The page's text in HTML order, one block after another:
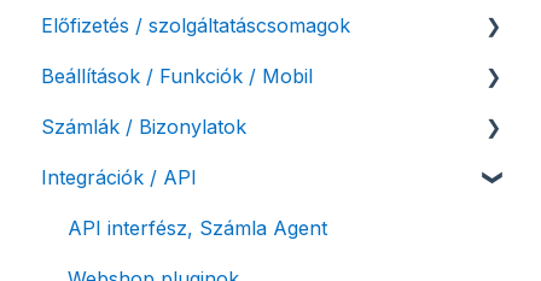
Számlázási fiók kezdő beállításai, első lépések
NAV online adatszolgáltatás
Adóhatósági ellenőrzés adatszolgáltatás
NAV pénztárgép feladás (PTGSZLAH)
Számlaverzum
Előfizetés / szolgáltatáscsomagok
Szolgáltatáscsomag kiválasztása
Szolgáltatáscsomag módosítása
Fiók / felhasználó törlése
Díjfizetés / díjtartozás / korlátozás
Beállítások / Funkciók / Mobil
Számlakészítés
Mobilapplikáció / MostSzámlázz
Bejövő számlák és vevői fiók
Számlák / Bizonylatok
Sztornó-, és helyesbítő számla
Díjbekérő, szállítólevél
Integrációk / API
API interfész, Számla Agent